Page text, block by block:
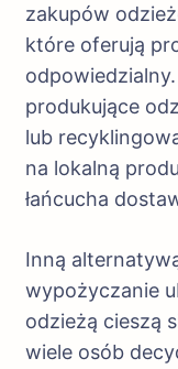
zakupów
które oferują
produkujące
lub
na lokalną
łańcucha
Inną
wypożyczanie
odzieżą cieszą
wiele osób